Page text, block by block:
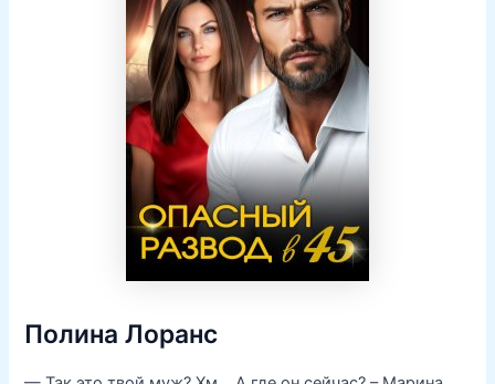
Полина Лоранс